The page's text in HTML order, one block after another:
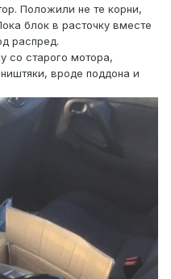
Положили не те корни,
блок в расточку вместе
распред.
со старого мотора,
вроде поддона и